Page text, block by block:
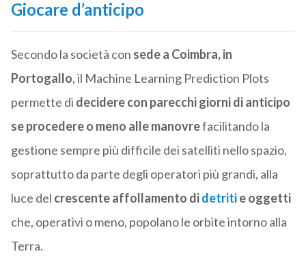
Giocare d’anticipo
Secondo la società con sede a Coimbra, in
Portogallo, il Machine Learning Prediction Plots
permette di decidere con parecchi giorni di anticipo
se procedere o meno alle manovrefacilitando la
gestione sempre più difficile dei satelliti nello spazio,
soprattutto da parte degli operatori più grandi, alla
luce del crescente affollamento didetritie oggetti
che, operativi o meno, popolano le orbite intorno alla
Terra.